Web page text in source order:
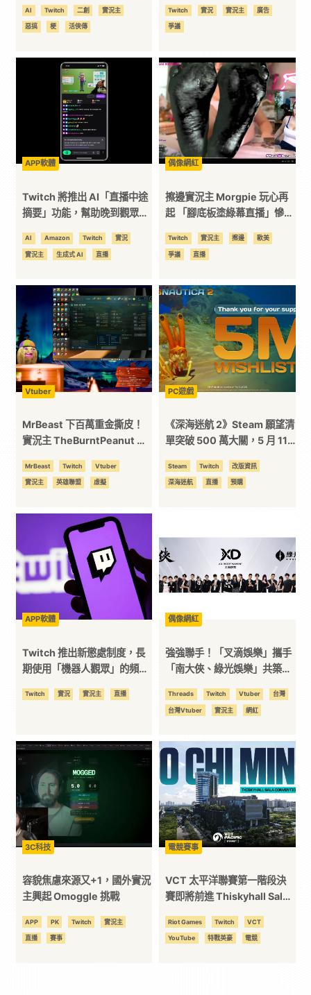
3C
科
方
位
資
訊
平
台
AI Twitch 二創 實況主
惡搞 梗 活俠傳
分鐘
Twitch 實況 實況主 廣告
爭議
APP軟體
Twitch 將推出 AI「直播中途
摘要」功能，幫助晚到觀眾快
AI Amazon Twitch 實況
實況主 生成式 AI 直播
偶像網紅
擦邊實況主 Morgpie 玩心再
起 「腳底板塗綠幕直播」慘遭
Twitch 實況主 擦邊 歐美
爭議 直播
Vtuber
MrBeast 下百萬重金撕皮！
實況主 TheBurntPeanut 果
MrBeast Twitch Vtuber
實況主 英雄聯盟 虛擬
PC遊戲
《深海迷航 2》Steam 願望清
單突破 500 萬大關，5 月 11
Steam Twitch 改版資訊
深海迷航 直播 預購
APP軟體
Twitch 推出新懲處制度，長
期使用「機器人觀眾」的頻道
Twitch 實況 實況主 直播
偶像網紅
強強聯手！「叉滴娛樂」攜手
「南大俠、綠光娛樂」共築實
Threads Twitch Vtuber 台灣
台灣Vtuber 實況主 網紅
3C科技
容貌焦慮來源又+1，國外實況
主興起 Omoggle 挑戰
APP PK Twitch 實況主
直播 賽事
電競賽事
VCT 太平洋聯賽第一階段決
賽即將前進 Thiskyhall Sala
Riot Games Twitch VCT
YouTube 特戰英豪 電競